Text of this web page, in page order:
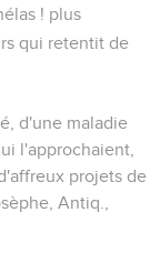
! plus
qui retentit de
d'une maladie
l'approchaient,
projets de
Antiq.,